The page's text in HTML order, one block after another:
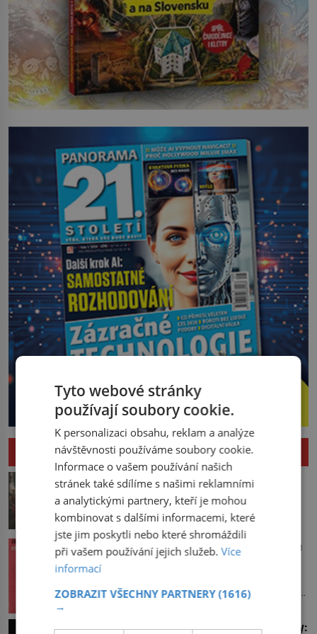
HISTORIE
Pád Maximiliena Robespierra: Zuřivého
jakobína nikdo nelitoval?
V horké letní noci trpí Robespierre
krutými bolestmi. Zmítá se na lůžku a
hlavou mu víří kolotoč myšlenek. Když
se probere z mdlob, vzpomene si na
tragický osud. Tehdy se jí vysmál.
Vařila prvorepubliková hospodyně podle
sandtnerek?
dneska vařit. Pracuje v rodině pana rady
Úchvatné tiáry britské královské rodiny:
Tyto webové stránky
používají soubory cookie.
K personalizaci obsahu, reklam a analýze
návštěvnosti používáme soubory cookie.
Informace o vašem používání našich
stránek také sdílíme s našimi reklamními
a analytickými partnery, kteří je mohou
kombinovat s dalšími informacemi, které
jste jim poskytli nebo které shromáždili
při vašem používání jejich služeb.Více
informací
ZOBRAZIT VŠECHNY PARTNERY(1616)
→